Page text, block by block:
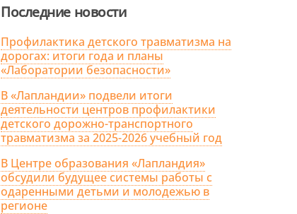
Последние новости
Профилактика детского травматизма на
дорогах: итоги года и планы
«Лаборатории безопасности»
В «Лапландии» подвели итоги
деятельности центров профилактики
детского дорожно-транспортного
травматизма за 2025-2026 учебный год
В Центре образования «Лапландия»
обсудили будущее системы работы с
одаренными детьми и молодежью в
регионе